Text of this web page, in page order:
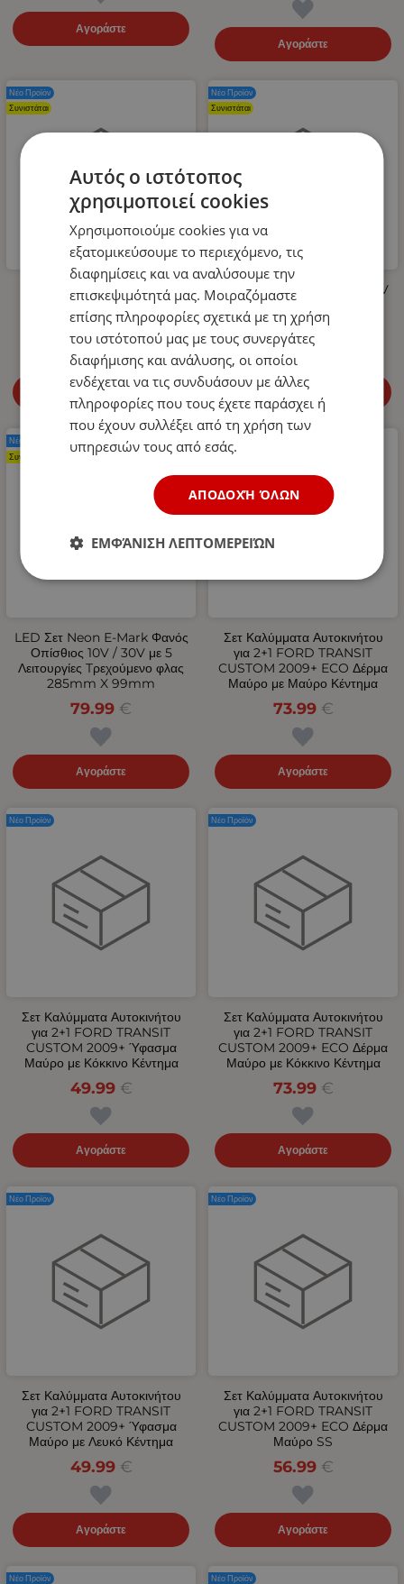
Αγοράστε
Αγοράστε
Λάστιχο Υψηλής Πίεσης για
Πλυστικό 400bar 10m
14.99 €
Αγοράστε
Νέο Προϊόν
Συνιστάται
LED Όγκου Τριπλό 12V / 24V
Πορτοκαλί 110mm x 30mm
4.99 €
Αγοράστε
Νέο Προϊόν
Συνιστάται
LED Σετ Neon Е-Мark Φανός
Οπίσθιος 10V / 30V με 5
Λειτουργίες Tρεχούμενο φλας
285mm X 99mm
79.99 €
Αγοράστε
Νέο Προϊόν
Συνιστάται
Σετ Καλύμματα Αυτοκινήτου
για 2+1 FORD TRANSIT
CUSTOM 2009+ ECO Δέρμα
Μαύρο με Μαύρο Κέντημα
73.99 €
Αγοράστε
Νέο Προϊόν
Σετ Καλύμματα Αυτοκινήτου
για 2+1 FORD TRANSIT
CUSTOM 2009+ Ύφασμα
Μαύρο με Κόκκινο Κέντημα
49.99 €
Αγοράστε
Νέο Προϊόν
Σετ Καλύμματα Αυτοκινήτου
για 2+1 FORD TRANSIT
CUSTOM 2009+ ECO Δέρμα
Μαύρο με Κόκκινο Κέντημα
73.99 €
Αγοράστε
Νέο Προϊόν
Σετ Καλύμματα Αυτοκινήτου
για 2+1 FORD TRANSIT
CUSTOM 2009+ Ύφασμα
Μαύρο με Λευκό Κέντημα
49.99 €
Αγοράστε
Νέο Προϊόν
Σετ Καλύμματα Αυτοκινήτου
για 2+1 FORD TRANSIT
CUSTOM 2009+ ECO Δέρμα
Μαύρο SS
56.99 €
Αγοράστε
Νέο Προϊόν
Νέο Προϊόν Νέο Προϊόν
Αυτός ο ιστότοπος
χρησιμοποιεί cookies
Χρησιμοποιούμε cookies για να
εξατομικεύσουμε το περιεχόμενο, τις
διαφημίσεις και να αναλύσουμε την
επισκεψιμότητά μας. Μοιραζόμαστε
επίσης πληροφορίες σχετικά με τη χρήση
του ιστότοπού μας με τους συνεργάτες
διαφήμισης και ανάλυσης, οι οποίοι
ενδέχεται να τις συνδυάσουν με άλλες
πληροφορίες που τους έχετε παράσχει ή
που έχουν συλλέξει από τη χρήση των
υπηρεσιών τους από εσάς.
ΑΠΟΔΟΧΉ ΌΛΩΝ
ΕΜΦΆΝΙΣΗ ΛΕΠΤΟΜΕΡΕΙΏΝ